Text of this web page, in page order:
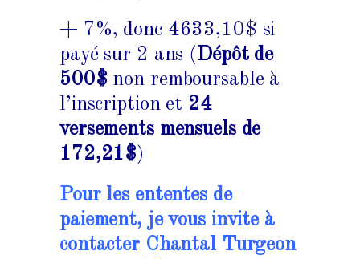
+ 7%, donc 4633,10$ si
payé sur 2 ans (Dépôt de
500$ non remboursable à
l’inscription et 24
versements mensuels de
172,21$)
Pour les ententes de
paiement, je vous invite à
contacter Chantal Turgeon